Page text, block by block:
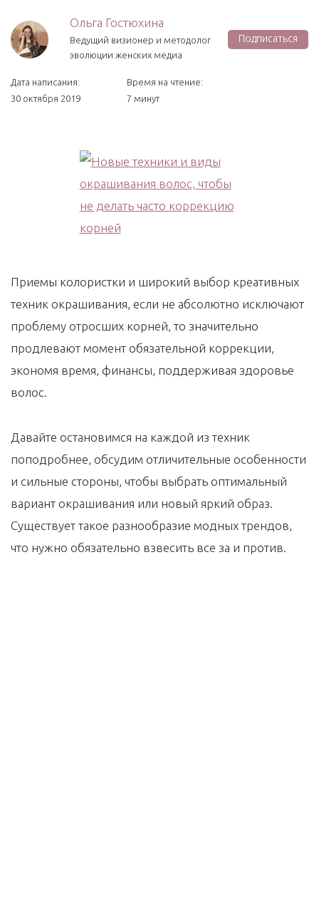
Ольга Гостюхина
Ведущий визионер и методолог
эволюции женских медиа
Подписаться
Дата написания:
30 октября 2019
Время на чтение:
7 минут
Приемы колористки и широкий выбор креативных
техник окрашивания, если не абсолютно исключают
проблему отросших корней, то значительно
продлевают момент обязательной коррекции,
экономя время, финансы, поддерживая здоровье
волос.
Давайте остановимся на каждой из техник
поподробнее, обсудим отличительные особенности
и сильные стороны, чтобы выбрать оптимальный
вариант окрашивания или новый яркий образ.
Существует такое разнообразие модных трендов,
что нужно обязательно взвесить все за и против.